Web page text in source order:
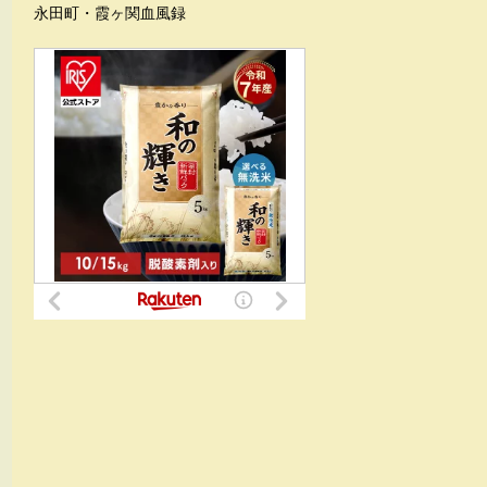
永田町・霞ヶ関血風録